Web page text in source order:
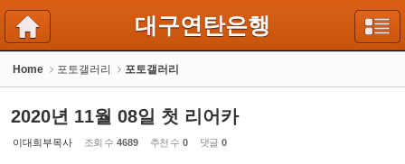
대구연탄은행
Home 포토갤러리 포토갤러리
2020년 11월 08일 첫 리어카
이대희부목사 조회 수 4689 추천 수 0 댓글 0